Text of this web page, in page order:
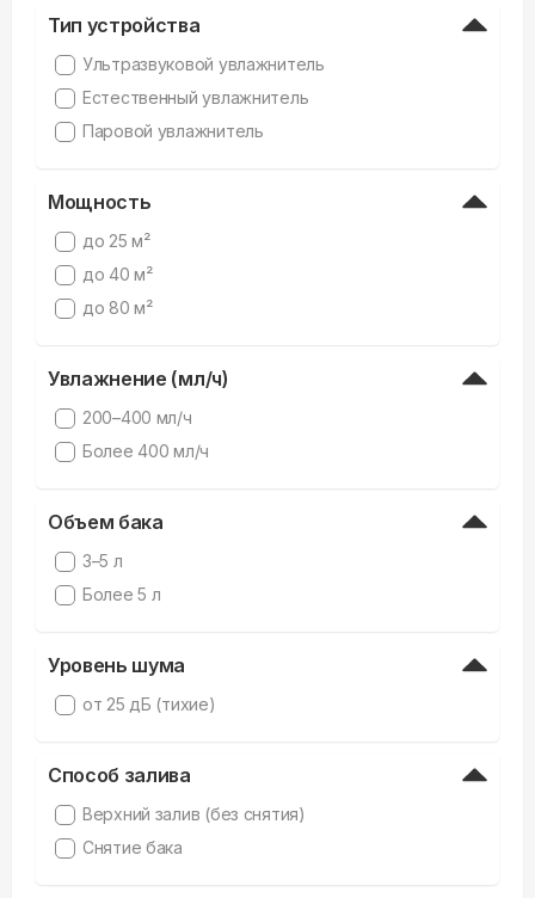
Тип устройства
Ультразвуковой увлажнитель
Естественный увлажнитель
Паровой увлажнитель
Мощность
до 25 м²
до 40 м²
до 80 м²
Увлажнение (мл/ч)
200–400 мл/ч
Более 400 мл/ч
Объем бака
3–5 л
Более 5 л
Уровень шума
от 25 дБ (тихие)
Способ залива
Верхний залив (без снятия)
Снятие бака